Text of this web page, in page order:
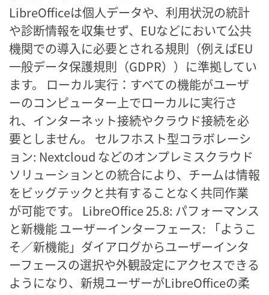
LibreOfficeは個人データや、利用状況の統計
や診断情報を収集せず、EUなどにおいて公共
機関での導入に必要とされる規則（例えばEU
一般データ保護規則（GDPR））に準拠してい
ます。 ローカル実行：すべての機能がユーザ
ーのコンピューター上でローカルに実行さ
れ、インターネット接続やクラウド接続を必
要としません。 セルフホスト型コラボレーシ
ョン: Nextcloud などのオンプレミスクラウド
ソリューションとの統合により、チームは情報
をビッグテックと共有することなく共同作業
が可能です。 LibreOffice 25.8: パフォーマンス
と新機能 ユーザーインターフェース: 「ようこ
そ／新機能」ダイアログからユーザーインタ
ーフェースの選択や外観設定にアクセスできる
ようになり、新規ユーザーがLibreOfficeの柔